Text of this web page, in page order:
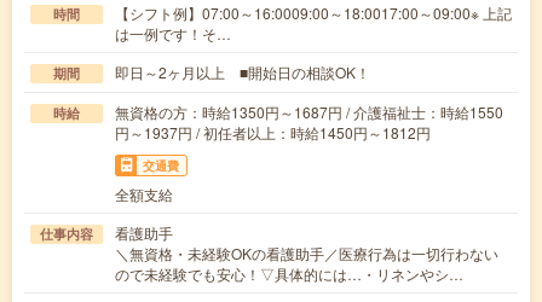
時間
【シフト例】07:00～16:0009:00～18:0017:00～09:00※ 上記
は一例です！そ…
期間 即日～2ヶ月以上 ■開始日の相談OK！
時給
無資格の方：時給1350円～1687円 / 介護福祉士：時給1550
円～1937円 / 初任者以上：時給1450円～1812円
交通費
全額支給
仕事内容
看護助手
＼無資格・未経験OKの看護助手／医療行為は一切行わない
ので未経験でも安心！▽具体的には…・リネンやシ…